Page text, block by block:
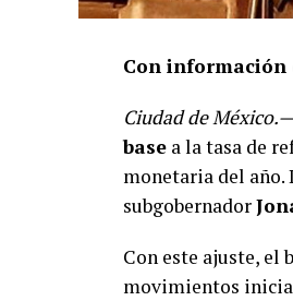
Con información
Ciudad de
base a la tasa de
monetaria del año.
subgobernador
Con este ajuste, el
movimientos